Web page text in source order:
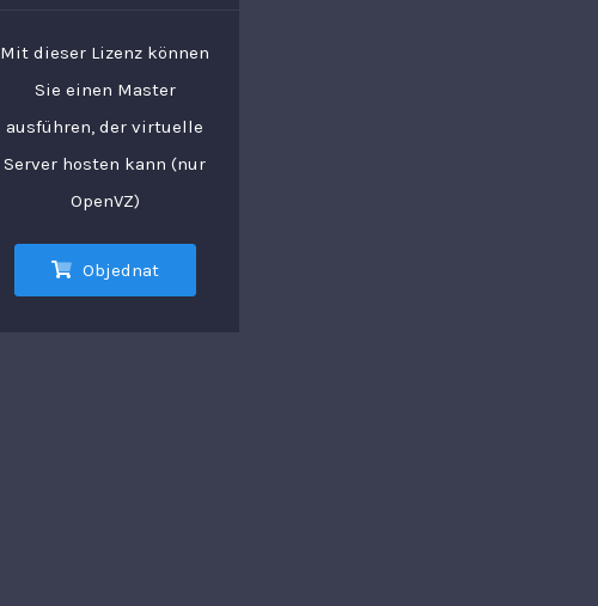
Mit dieser Lizenz können
Sie einen Master
ausführen, der virtuelle
Server hosten kann (nur
OpenVZ)
Objednat